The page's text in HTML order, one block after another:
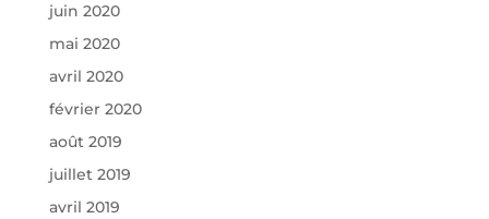
juin 2020
mai 2020
avril 2020
février 2020
août 2019
juillet 2019
avril 2019